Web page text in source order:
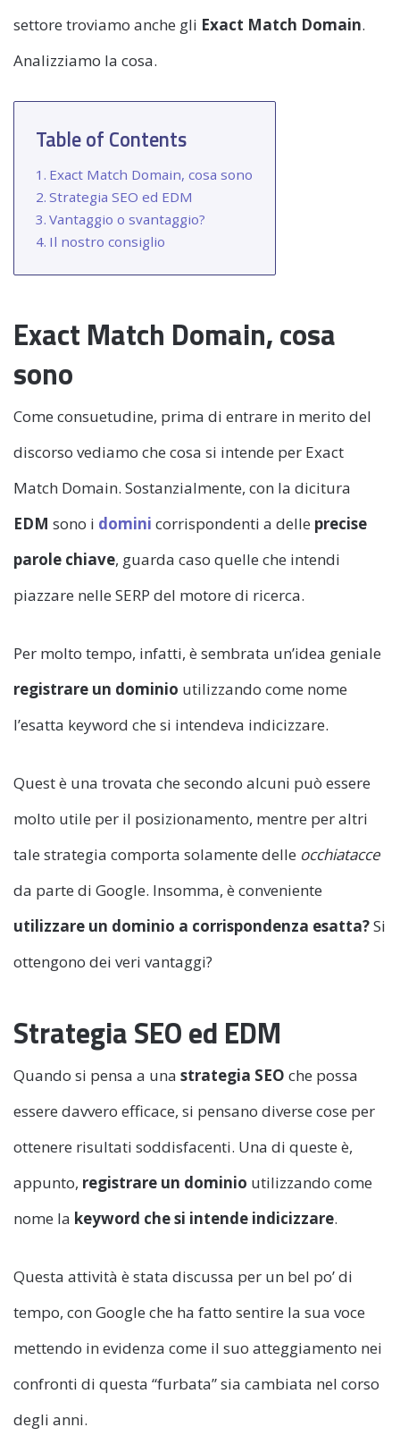
settore troviamo anche gli Exact Match Domain.
Analizziamo la cosa.
Table of Contents
Exact Match Domain, cosa sono
Strategia SEO ed EDM
Vantaggio o svantaggio?
Il nostro consiglio
Exact Match Domain, cosa
sono
Come consuetudine, prima di entrare in merito del
discorso vediamo che cosa si intende per Exact
Match Domain. Sostanzialmente, con la dicitura
EDM sono i domini corrispondenti a delle precise
parole chiave, guarda caso quelle che intendi
piazzare nelle SERP del motore di ricerca.
Per molto tempo, infatti, è sembrata un’idea geniale
registrare un dominio utilizzando come nome
l’esatta keyword che si intendeva indicizzare.
Quest è una trovata che secondo alcuni può essere
molto utile per il posizionamento, mentre per altri
tale strategia comporta solamente delle occhiatacce
da parte di Google. Insomma, è conveniente
utilizzare un dominio a corrispondenza esatta?Si
ottengono dei veri vantaggi?
Strategia SEO ed EDM
Quando si pensa a una strategia SEO che possa
essere davvero efficace, si pensano diverse cose per
ottenere risultati soddisfacenti. Una di queste è,
appunto, registrare un dominio utilizzando come
nome la keyword che si intende indicizzare.
Questa attività è stata discussa per un bel po’ di
tempo, con Google che ha fatto sentire la sua voce
mettendo in evidenza come il suo atteggiamento nei
confronti di questa “furbata” sia cambiata nel corso
degli anni.